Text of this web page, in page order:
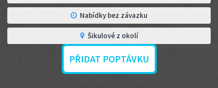
Nabídky bez závazku
Šikulové z okolí
PŘIDAT POPTÁVKU